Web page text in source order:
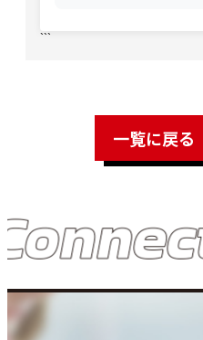
```
一覧に戻る